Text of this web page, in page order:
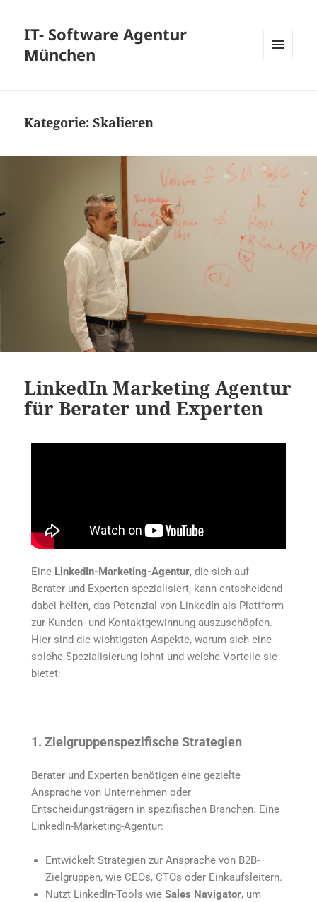
IT- Software Agentur
München
Kategorie:Skalieren
LinkedIn Marketing Agentur
für Berater und Experten
Eine LinkedIn-Marketing-Agentur, die sich auf
Berater und Experten spezialisiert, kann entscheidend
dabei helfen, das Potenzial von LinkedIn als Plattform
zur Kunden- und Kontaktgewinnung auszuschöpfen.
Hier sind die wichtigsten Aspekte, warum sich eine
solche Spezialisierung lohnt und welche Vorteile sie
bietet:
1. Zielgruppenspezifische Strategien
Berater und Experten benötigen eine gezielte
Ansprache von Unternehmen oder
Entscheidungsträgern in spezifischen Branchen. Eine
LinkedIn-Marketing-Agentur:
Entwickelt Strategien zur Ansprache von B2B-
Zielgruppen, wie CEOs, CTOs oder Einkaufsleitern.
Nutzt LinkedIn-Tools wieSales Navigator, um